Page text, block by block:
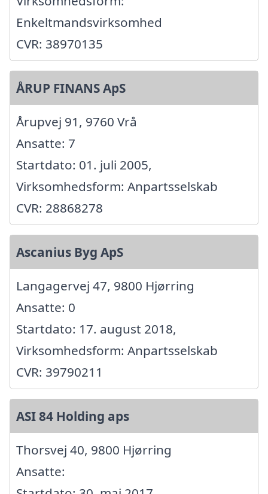
Enkeltmandsvirksomhed
CVR: 38970135
ÅRUP FINANS ApS
Årupvej 91, 9760 Vrå
Ansatte: 7
Startdato: 01. juli 2005,
Virksomhedsform: Anpartsselskab
CVR: 28868278
Ascanius Byg ApS
Langagervej 47, 9800 Hjørring
Ansatte: 0
Startdato: 17. august 2018,
Virksomhedsform: Anpartsselskab
CVR: 39790211
ASI 84 Holding aps
Thorsvej 40, 9800 Hjørring
Ansatte: